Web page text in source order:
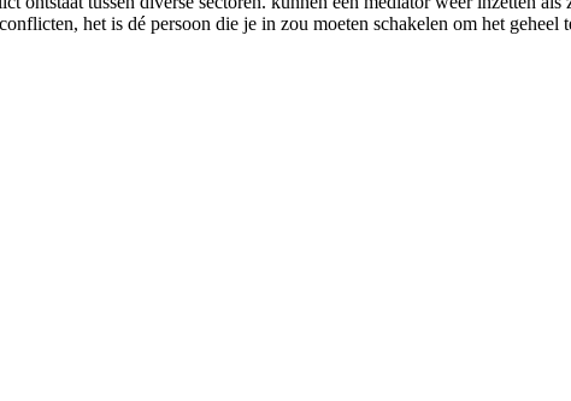
het is dé persoon die je in zou moeten schakelen om het